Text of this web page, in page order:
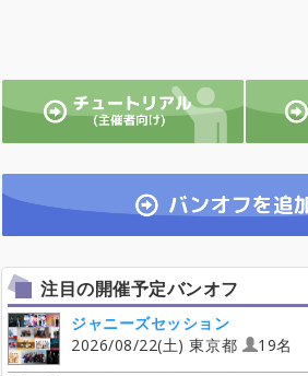
注目の開催予定バンオフ
ジャニーズセッション
2026/08/22(土) 東京都
19名